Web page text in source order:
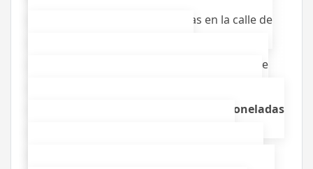
poderosa: vender arepas frescas en la calle de
emprendimiento padre-hijo con un carrito de
casi 12 toneladas